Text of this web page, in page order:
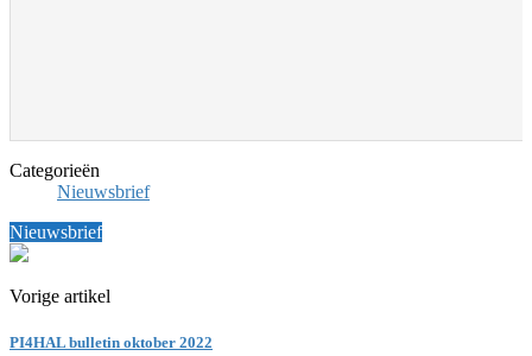
Categorieën
Nieuwsbrief
Nieuwsbrief
Vorige artikel
PI4HAL bulletin oktober 2022